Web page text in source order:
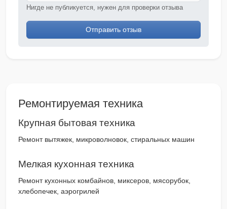
Нигде не публикуется, нужен для проверки отзыва
Отправить отзыв
Ремонтируемая техника
Крупная бытовая техника
Ремонт вытяжек, микроволновок, стиральных машин
Мелкая кухонная техника
Ремонт кухонных комбайнов, миксеров, мясорубок,
хлебопечек, аэрогрилей